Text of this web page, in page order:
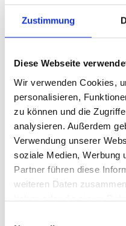
Zustimmung
Diese Webseite
Wir verwenden Cookies,
personalisieren,
zu können und die
analysieren. Außerdem
Verwendung unserer
soziale Medien, Werbung
Partner führen diese
weiteren Daten
haben oder die sie im
eigene
Schulung ist so
deiner
anstatt eine
Der Prozess des
Schreibens kann
Wissen eine
darstellen.
denTechniken
Kurses, wird die